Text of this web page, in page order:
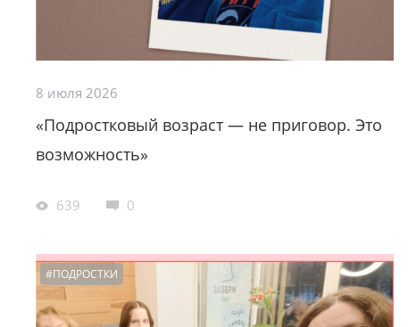
8 июля 2026
«Подростковый возраст — не приговор. Это
возможность»
639 0
#ПОДРОСТКИ